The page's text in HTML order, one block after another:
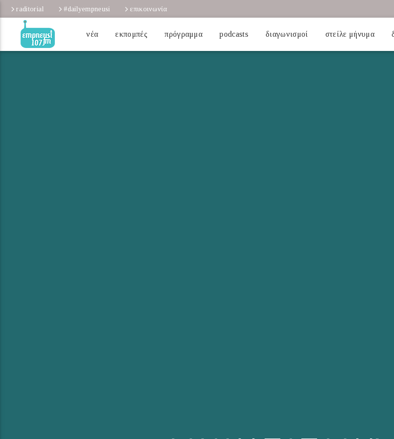
raditorial #dailyempneusi επικοινωνία
νέα εκπομπές πρόγραμμα podcasts διαγωνισμοί στείλε μήνυμα